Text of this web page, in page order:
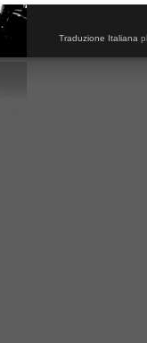
Traduzione Italiana